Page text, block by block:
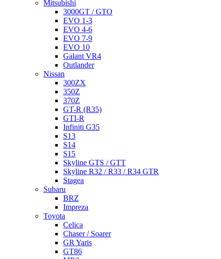
Mitsubishi
3000GT / GTO
EVO 1-3
EVO 4-6
EVO 7-9
EVO 10
Galant VR4
Outlander
Nissan
300ZX
350Z
370Z
GT-R (R35)
GTI-R
Infiniti G35
S13
S14
S15
Skyline GTS / GTT
Skyline R32 / R33 / R34 GTR
Stagea
Subaru
BRZ
Impreza
Toyota
Celica
Chaser / Soarer
GR Yaris
GT86